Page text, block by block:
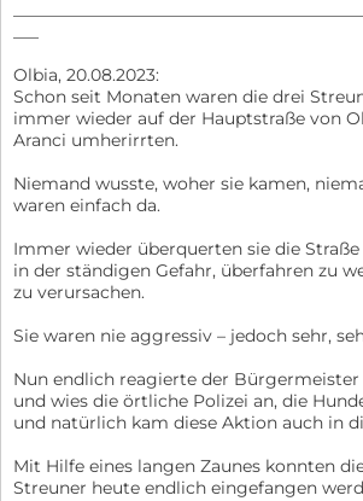
Olbia, 20.08.2023:
Schon seit Monaten waren die drei
immer wieder auf der Hauptstraße von
Aranci umherirrten.
Niemand wusste, woher sie kamen,
waren einfach da.
Immer wieder überquerten sie die
in der ständigen Gefahr, überfahren zu
zu verursachen.
Sie waren nie aggressiv – jedoch sehr,
Nun endlich reagierte der Bürgermeister
und wies die örtliche Polizei an, die
und natürlich kam diese Aktion auch in
Mit Hilfe eines langen Zaunes konnten
Streuner heute endlich eingefangen